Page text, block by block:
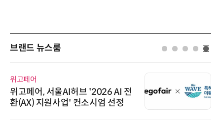
브랜드 뉴스룸
위고페어
위고페어, 서울AI허브 '2026 AI 전
환(AX) 지원사업' 컨소시엄 선정